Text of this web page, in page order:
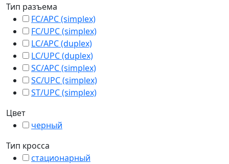
Тип разъема
FC/APC (simplex)
FC/UPC (simplex)
LC/APC (duplex)
LC/UPC (duplex)
SC/APC (simplex)
SC/UPC (simplex)
ST/UPC (simplex)
Цвет
черный
Тип кросса
стационарный